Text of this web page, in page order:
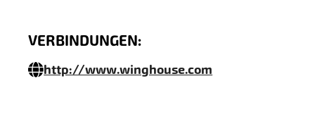
VERBINDUNGEN:
http://www.winghouse.com